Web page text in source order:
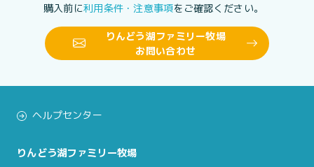
購入前に利用条件・注意事項をご確認ください。
りんどう湖ファミリー牧場
お問い合わせ
ヘルプセンター
りんどう湖ファミリー牧場